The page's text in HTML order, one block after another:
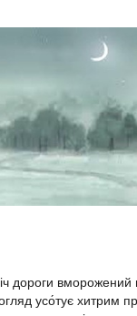
дороги вморожений
усо́тує хитрим